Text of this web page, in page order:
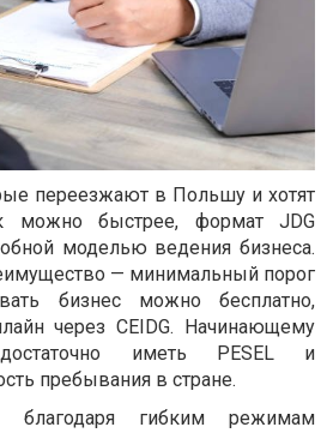
переезжают в Польшу и хотят
можно быстрее, формат JDG
моделью ведения бизнеса.
— минимальный порог
бизнес можно бесплатно,
через CEIDG. Начинающему
иметь PESEL и
пребывания в стране.
благодаря гибким режимам